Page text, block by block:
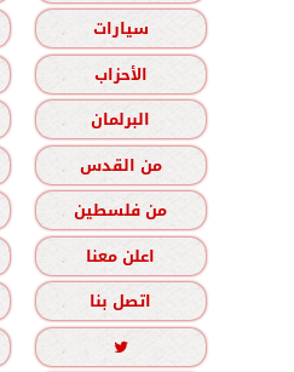
سيارات
الأحزاب
البرلمان
من القدس
من فلسطين
اعلن معنا
اتصل بنا
